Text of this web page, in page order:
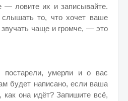
— ловите их и записывайте.
то, что хочет ваше
чаще и громче, — это
постарели, умерли и о вас
будет написано, если ваша
как она идёт? Запишите всё,